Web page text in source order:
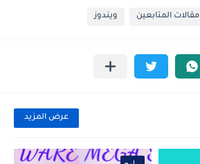
مقالات المتابعين ويندوز
عرض المزيد